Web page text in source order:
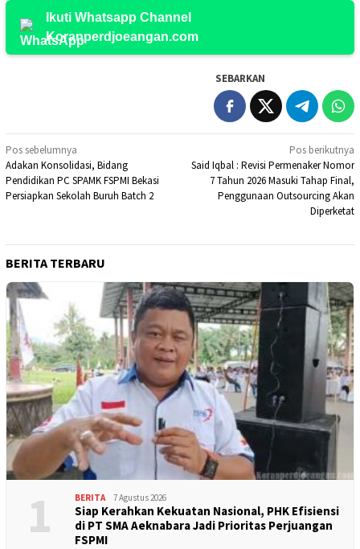
Ikuti Whatsapp Channel
Koranperdjoeangan.com
SEBARKAN
Navigasi
pos
Pos sebelumnya
Adakan Konsolidasi, Bidang
Pendidikan PC SPAMK FSPMI Bekasi
Persiapkan Sekolah Buruh Batch 2
Pos berikutnya
Said Iqbal : Revisi Permenaker Nomor
7 Tahun 2026 Masuki Tahap Final,
Penggunaan Outsourcing Akan
Diperketat
BERITA TERBARU
1 BERITA 7 Agustus 2026
Siap Kerahkan Kekuatan Nasional, PHK Efisiensi
di PT SMA Aeknabara Jadi Prioritas Perjuangan
FSPMI